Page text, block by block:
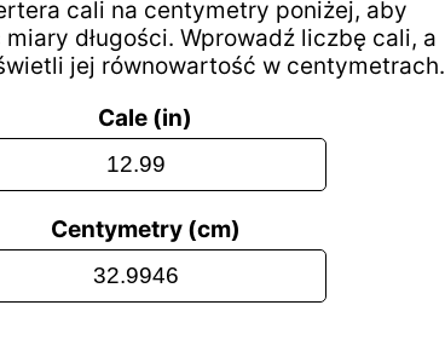
cali na centymetry poniżej, aby
długości. Wprowadź liczbę cali, a
jej równowartość w centymetrach.
Cale (in)
Centymetry (cm)